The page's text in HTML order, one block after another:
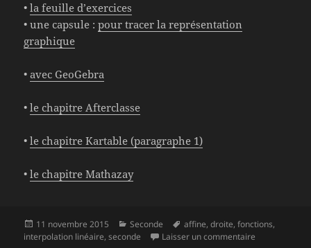
•la feuille d’exercices
• une capsule :pour tracer la représentation
graphique
•avec GeoGebra
•le chapitre Afterclasse
•le chapitre Kartable (paragraphe 1)
•le chapitre Mathazay
Publié
le
11 novembre 2015 Catégories
Seconde
Mots-
clés
affine,droite,fonctions,
interpolation linéaire,seconde Laisser un commentaire